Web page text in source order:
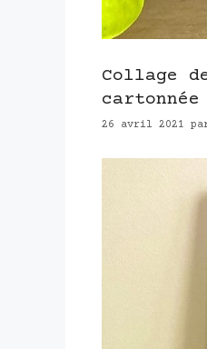
Collage
cartonnée
26 avril 2021